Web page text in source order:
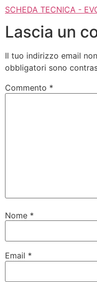
SCHEDA TECNICA -
Lascia un
Il tuo indirizzo email
obbligatori sono
Commento *
Nome *
Email *